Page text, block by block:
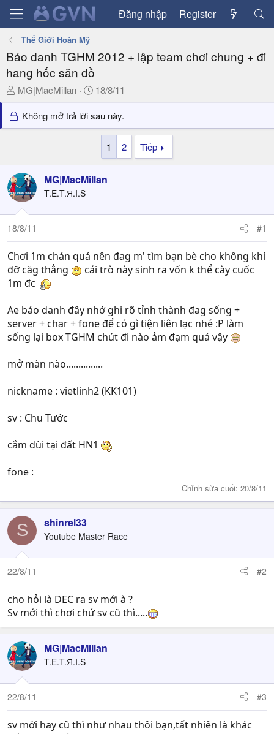
Đăng nhập Register
Thế Giới Hoàn Mỹ
Báo danh TGHM 2012 + lập team chơi chung + đi
hang hốc săn đồ
T
r
e
t
a
r
e
r
MG|MacMillan
N
à
y
18/8/11
Không mở trả lời sau này.
1 2 Tiếp
MG|MacMillan
T.E.T.Я.I.S
18/8/11 #1
Chơi 1m chán quá nên đag m' tìm bạn bè cho không khí
đỡ căg thẳng
cái trò này sinh ra vốn k thể cày cuốc
1m đc
Ae báo danh đây nhớ ghi rõ tỉnh thành đag sống +
server + char + fone để có gì tiện liên lạc nhé :P làm
sống lại box TGHM chút đi nào ảm đạm quá vậy
mở màn nào...............
nickname : vietlinh2 (KK101)
sv : Chu Tước
cắm dùi tại đất HN1
fone :
Chỉnh sửa cuối: 20/8/11
S shinrel33
Youtube Master Race
22/8/11 #2
cho hỏi là DEC ra sv mới à ?
Sv mới thì chơi chứ sv cũ thì.....
MG|MacMillan
T.E.T.Я.I.S
22/8/11 #3
sv mới hay cũ thì như nhau thôi bạn,tất nhiên là khác